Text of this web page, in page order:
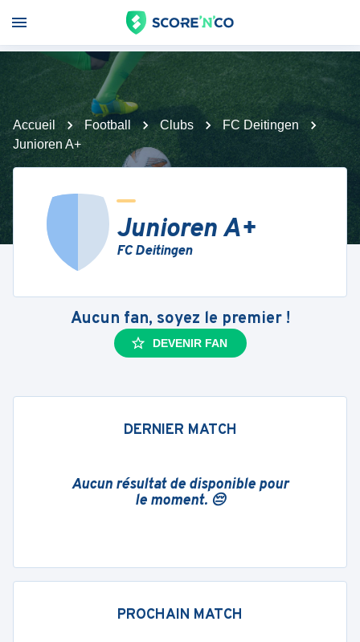
Accueil Football Clubs
FC Deitingen
Junioren A+
Junioren A+
FC Deitingen
Aucun fan, soyez le premier !
DEVENIR FAN
DERNIER MATCH
Aucun résultat de disponible pour
le moment. 😔
PROCHAIN MATCH